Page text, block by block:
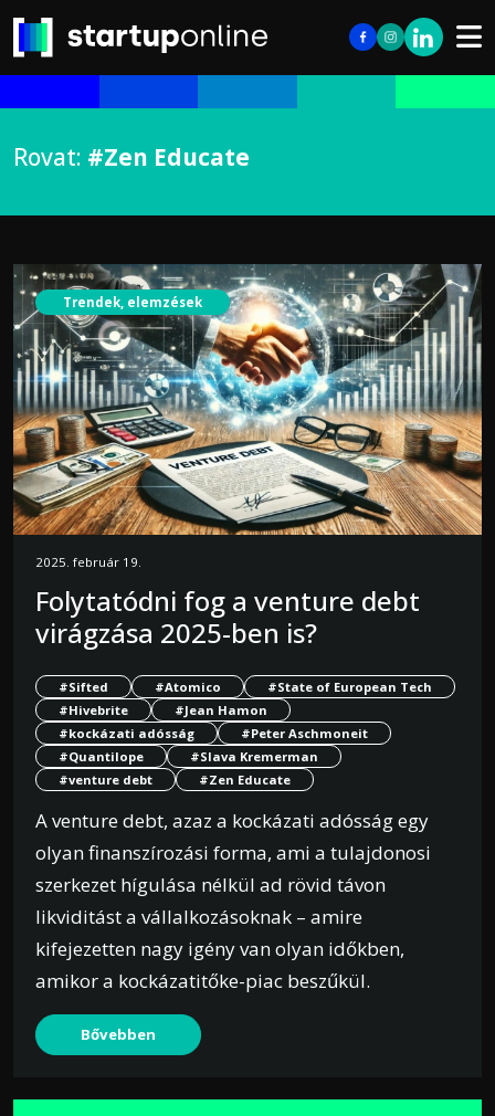
Rovat: #Zen Educate
Trendek, elemzések
2025. február 19.
Folytatódni fog a venture debt
virágzása 2025-ben is?
#Sifted #Atomico
#State of European Tech
#Hivebrite
#Jean Hamon
#kockázati adósság
#Peter Aschmoneit
#Quantilope
#Slava Kremerman
#venture debt
#Zen Educate
A venture debt, azaz a kockázati adósság egy
olyan finanszírozási forma, ami a tulajdonosi
szerkezet hígulása nélkül ad rövid távon
likviditást a vállalkozásoknak – amire
kifejezetten nagy igény van olyan időkben,
amikor a kockázatitőke-piac beszűkül.
Bővebben